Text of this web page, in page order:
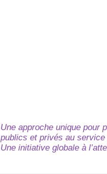
Une approche unique pour
publics et privés au
Une initiative globale à